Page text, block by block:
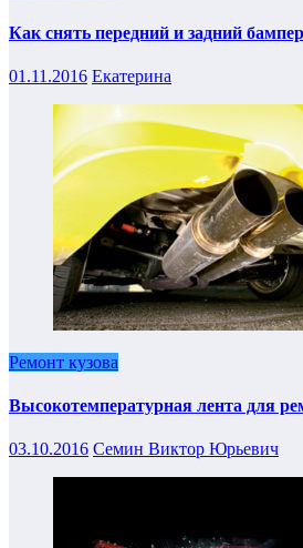
Как снять передний и задний
01.11.2016 Екатерина
Ремонт кузова
Высокотемпературная лента для
03.10.2016 Семин Виктор Юрьевич